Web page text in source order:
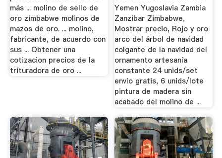
más ... molino de sello de
oro zimbabwe molinos de
mazos de oro. ... molino,
fabricante, de acuerdo con
sus ... Obtener una
cotizacion precios de la
trituradora de oro ...
Yemen Yugoslavia Zambia
Zanzibar Zimbabwe,
Mostrar precio, Rojo y oro
arco del árbol de navidad
colgante de la navidad del
ornamento artesanía
constante 24 unids/set
envío gratis, 6 unids/lote
pintura de madera sin
acabado del molino de ...